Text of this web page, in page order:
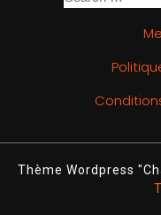
Thème Wordpress